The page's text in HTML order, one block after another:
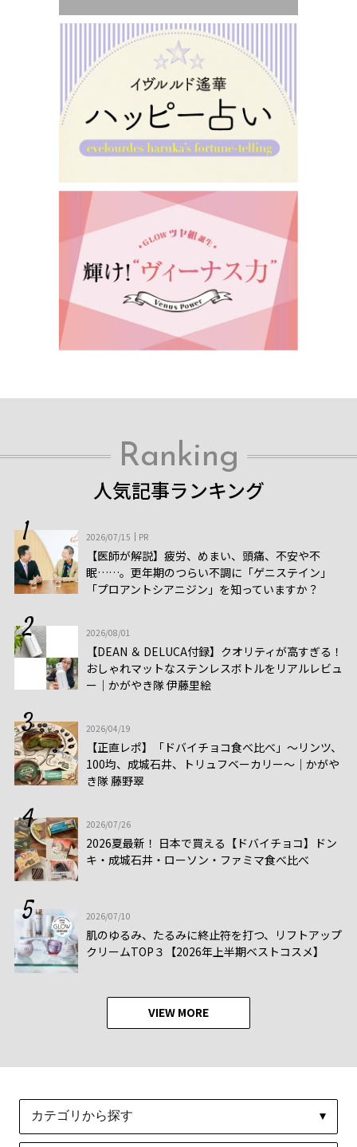
Ranking
人気記事ランキング
2026/07/15 PR
【医師が解説】疲労、めまい、頭痛、不安や不
眠……。更年期のつらい不調に「ゲニステイン」
「プロアントシアニジン」を知っていますか？
2026/08/01
【DEAN ＆ DELUCA付録】クオリティが高すぎる！
おしゃれマットなステンレスボトルをリアルレビュ
ー│かがやき隊 伊藤里絵
2026/04/19
【正直レポ】「ドバイチョコ食べ比べ」～リンツ、
100均、成城石井、トリュフベーカリー～｜かがや
き隊 藤野翠
2026/07/26
2026夏最新！ 日本で買える【ドバイチョコ】ドン
キ・成城石井・ローソン・ファミマ食べ比べ
2026/07/10
肌のゆるみ、たるみに終止符を打つ、リフトアップ
クリームTOP３【2026年上半期ベストコスメ】
VIEW MORE